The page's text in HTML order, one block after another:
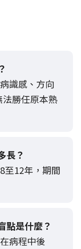
識感、方向
勝任原本熟
長？
至12年，期間
點是什麼？
病程中後